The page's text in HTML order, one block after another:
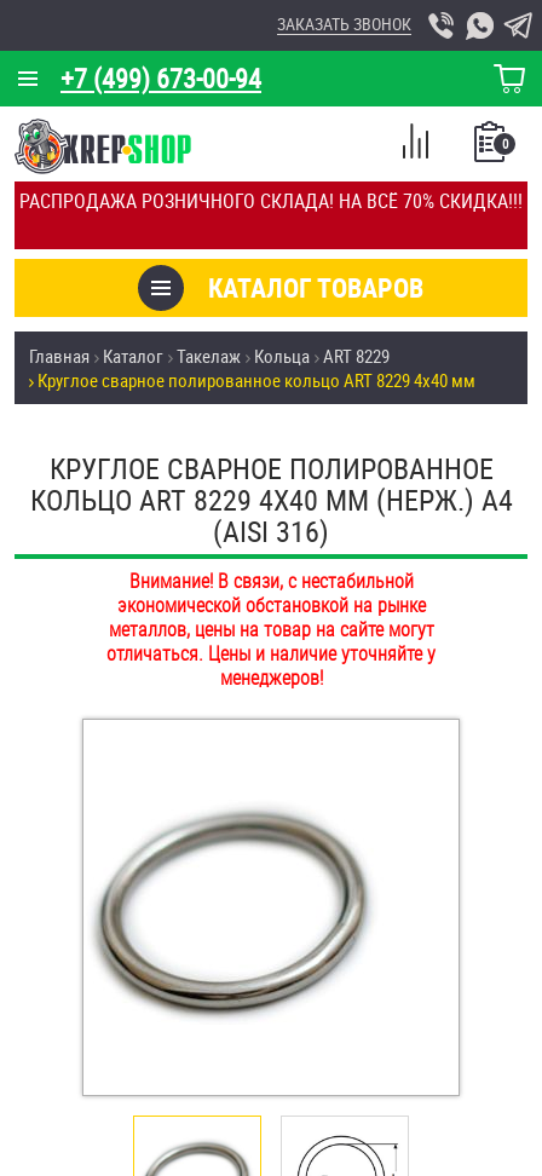
РАСПРОДАЖА РОЗНИЧНОГО СКЛАДА! НА ВСЁ 70% СКИДКА!!!
+7 (499) 673-00-94
ЗАКАЗАТЬ ЗВОНОК
КОРЗИНА
О КОМПАНИИ
КАЛЬКУЛЯТОР
ОТЗЫВЫ
УСЛУГИ
СКИДКИ
ОПТ
ПОКУПАТЕЛЯМ
ОПЛАТА И ДОСТАВКА
НАШИ МАГАЗИНЫ
КАТАЛОГ ТОВАРОВ
0
СПИСОК
СРАВНЕНИЕ
Товары со скидкой
Анкеры
Антивандальный крепёж, инструмент
Заклепки (Гайки-Заклепки)
Инструмент
Крюки, кольца с метрической резьбой
Оснастка и аксессуары для яхт
Главная Каталог Такелаж Кольца ART 8229
Круглое сварное полированное кольцо ART 8229 4х40 мм
КРУГЛОЕ СВАРНОЕ ПОЛИРОВАННОЕ
КОЛЬЦО ART 8229 4Х40 ММ (НЕРЖ.) A4
(AISI 316)
Внимание! В связи, с нестабильной
экономической обстановкой на рынке
металлов, цены на товар на сайте могут
отличаться. Цены и наличие уточняйте у
менеджеров!